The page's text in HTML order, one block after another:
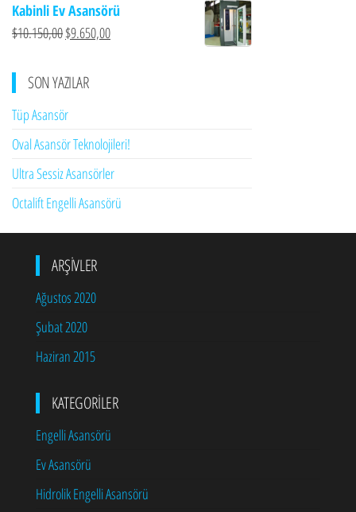
$9.990,00.fiyat:
$9.650,00.
Kabinli Ev Asansörü
$10.150,00Orijinal
$10.150,00.
$9.650,00Şu
SON YAZILAR
Tüp Asansör
Oval Asansör Teknolojileri!
Ultra Sessiz Asansörler
Octalift Engelli Asansörü
ARŞIVLER
Ağustos 2020
Şubat 2020
Haziran 2015
KATEGORILER
Engelli Asansörü
Ev Asansörü
Hidrolik Engelli Asansörü